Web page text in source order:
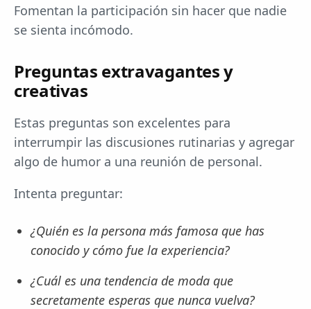
Fomentan la participación sin hacer que nadie
se sienta incómodo.
Preguntas extravagantes y
creativas
Estas preguntas son excelentes para
interrumpir las discusiones rutinarias y agregar
algo de humor a una reunión de personal.
Intenta preguntar:
¿Quién es la persona más famosa que has
conocido y cómo fue la experiencia?
¿Cuál es una tendencia de moda que
secretamente esperas que nunca vuelva?